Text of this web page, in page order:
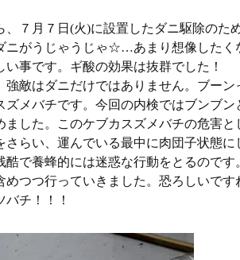
、７月７日(火)に設置したダニ駆除のた
がうじゃうじゃ☆…あまり想像したく
い事です。ギ酸の効果は抜群でした！
強敵はダニだけではありません。ブーン
ズメバチです。今回の内検ではブンブ
ました。このケブカスズメバチの危害
さらい、運んでいる最中に肉団子状態
酷で養蜂的には迷惑な行動をとるので
めつつ行っていきました。恐ろしいで
バチ！！！